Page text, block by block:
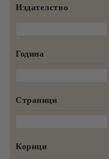
Издателство
Година
Страници
Корици